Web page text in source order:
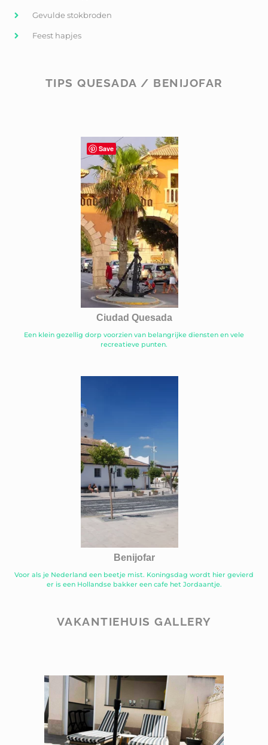
Gevulde stokbroden
Feest hapjes
TIPS QUESADA / BENIJOFAR
Ciudad Quesada
Een klein gezellig dorp voorzien van belangrijke diensten en vele
recreatieve punten.
Benijofar
Voor als je Nederland een beetje mist. Koningsdag wordt hier gevierd
er is een Hollandse bakker een cafe het Jordaantje.
VAKANTIEHUIS GALLERY
Save